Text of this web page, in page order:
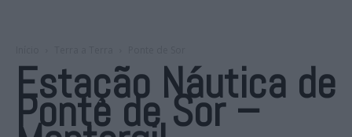
Estação Náutica de
Ponte de Sor –